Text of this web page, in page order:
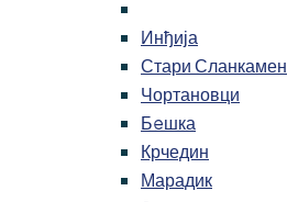
Инђија
Стари Сланкамен
Чортановци
Бeшка
Крчедин
Марадик